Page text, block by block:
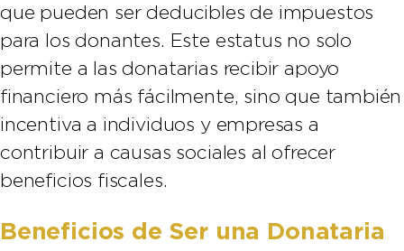
que pueden ser deducibles de impuestos
para los donantes. Este estatus no solo
permite a las donatarias recibir apoyo
financiero más fácilmente, sino que también
incentiva a individuos y empresas a
contribuir a causas sociales al ofrecer
beneficios fiscales.
Beneficios de Ser una Donataria